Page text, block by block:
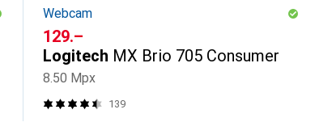
Webcam
CHF
129.–
Logitech MX Brio 705 Consumer
8.50 Mpx
139